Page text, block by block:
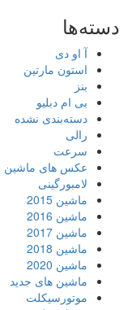
دسته‌ها
آ او دی
استون مارتین
بنز
بی ام دبلیو
دسته‌بندی نشده
رالی
سرعت
عکس های ماشین
لامبورگینی
ماشین 2015
ماشین 2016
ماشین 2017
ماشین 2018
ماشین 2020
ماشین های جدید
موتورسیکلت